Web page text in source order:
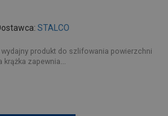
STALCO
produkt do szlifowania powierzchni
krążka zapewnia...